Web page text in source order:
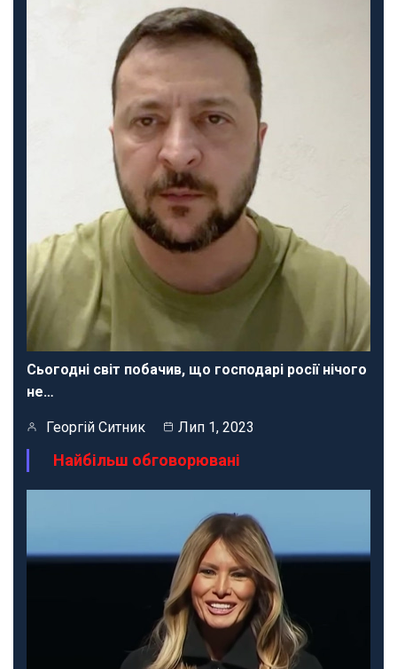
Сьогодні світ побачив, що господарі росії нічого
не…
Георгій Ситник Лип 1, 2023
Найбільш обговорювані